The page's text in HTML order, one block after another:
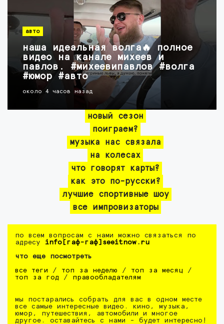
авто
наша идеальная волга🔥 полное
видео на канале михеев и
павлов. #михеевипавлов #волга
#юмор #авто
около 4 часов назад
новый сезон
поиграем?
музыка нас связала
на колесах
что говорят карты?
как это по-русски?
лучшие спортивные шоу
все импровизаторы
по всем вопросам с нами можно связаться по
адресу info[гаф-гаф]seeitnow.ru
что еще посмотреть
все теги / топ за неделю / топ за месяц /
топ за год / правообладателям
мы постарались собрать для вас в одном месте
все самые интересные видео. кино, музыка,
юмор, путешествия, автомобили и многое
другое. оставайтесь с нами - будет интересно!